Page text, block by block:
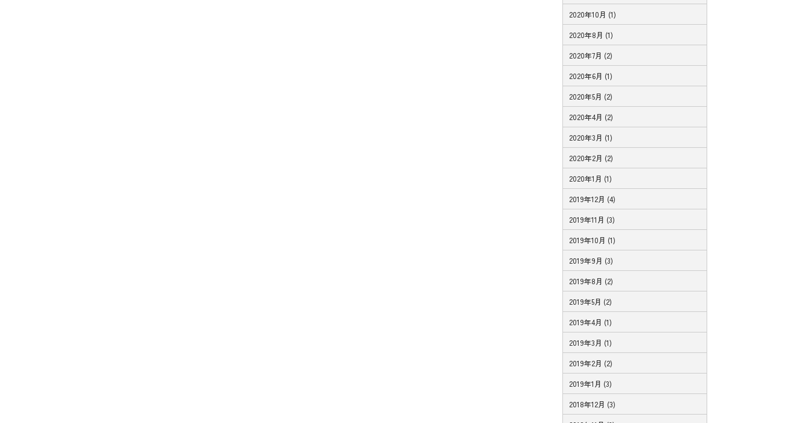
2020年10月 (1)
2020年8月 (1)
2020年7月 (2)
2020年6月 (1)
2020年5月 (2)
2020年4月 (2)
2020年3月 (1)
2020年2月 (2)
2020年1月 (1)
2019年12月 (4)
2019年11月 (3)
2019年10月 (1)
2019年9月 (3)
2019年8月 (2)
2019年5月 (2)
2019年4月 (1)
2019年3月 (1)
2019年2月 (2)
2019年1月 (3)
2018年12月 (3)